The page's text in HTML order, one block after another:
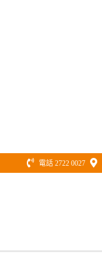
電話 2722 0027